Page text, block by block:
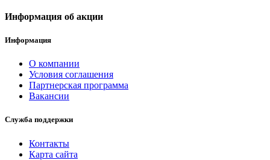
Информация об акции
Информация
О компании
Условия соглашения
Партнерская программа
Вакансии
Служба поддержки
Контакты
Карта сайта